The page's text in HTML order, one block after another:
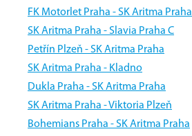
FK Motorlet Praha - SK Aritma Praha
SK Aritma Praha - Slavia Praha C
Petřín Plzeň - SK Aritma Praha
SK Aritma Praha - Kladno
Dukla Praha - SK Aritma Praha
SK Aritma Praha - Viktoria Plzeň
Bohemians Praha - SK Aritma Praha